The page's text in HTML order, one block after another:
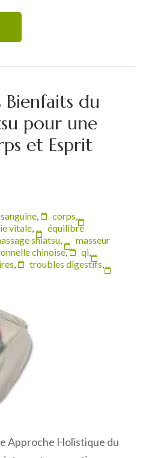
Bienfaits du
pour une
et Esprit
, corps,
vitale,
équilibre
shiatsu,
masseur
chinoise, qi,
, troubles digestifs,
Approche Holistique du